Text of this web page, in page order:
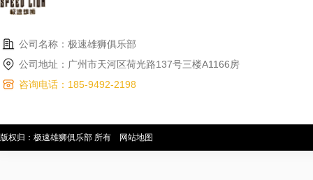
公司名称：极速雄狮俱乐部
公司地址：广州市天河区荷光路137号三楼A1166房
咨询电话：185-9492-2198
版权归：极速雄狮俱乐部 所有 网站地图